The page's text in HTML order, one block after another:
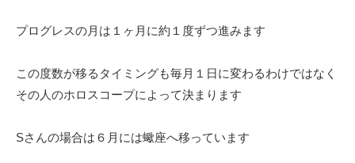
プログレスの月は１ヶ月に約１度ずつ進みます
この度数が移るタイミングも毎月１日に変わるわけではなく
その人のホロスコープによって決まります
Sさんの場合は６月には蠍座へ移っています